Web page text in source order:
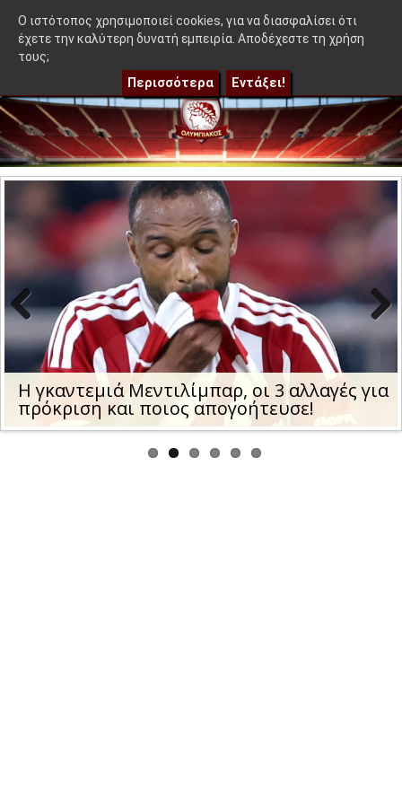
≡ OlympEidisis |
Η γκαντεμιά Μεντιλίμπαρ, οι 3 αλλαγές για
πρόκριση και ποιος απογοήτευσε!
us
που δεν βγήκε στον Μεντιλίμπαρ - Ακόμα 50-50" |
O ιστότοπος χρησιμοποιεί cookies, για να διασφαλίσει ότι
έχετε την καλύτερη δυνατή εμπειρία. Αποδέχεστε τη χρήση
τους;
Περισσότερα Εντάξει!